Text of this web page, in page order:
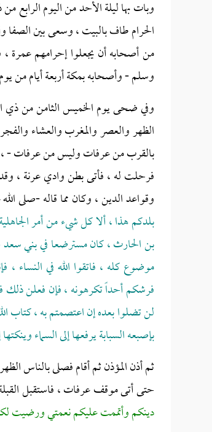
وبات بها ليلة الأحد من اليوم
الحرام طاف بالبيت ، وسعى بين الصفا
من أصحابه أن يجعلوا إحرامهم عمرة ،
وسلم - وأصحابه بمكة أربعة أيام من
وفي ضحى يوم الخميس الثامن من ذي
الظهر والعصر والمغرب والعشاء
بالقرب من عرفات وليس من عرفات - ،
فرحلت له ، فأتى بطن وادي عرنة ،
وقواعد الدين ، وكان مما قاله -صلى
بلدكم هذا ، ألا كل شيء من أمر
بن الحارث ، كان مسترضعا في بني سعد
موضوع كله ، فاتقوا الله في النساء
فرشكم أحداً تكرهونه ، فإن فعلن
لن تضلوا بعده إن اعتصمتم به ، كتاب
بإصبعه السبابة يرفعها إلى السماء
ثم أذن المؤذن ثم أقام فصلى بالناس
حتى أتى موقف عرفات ، فاستقبل
دينكم وأتممت عليكم نعمتي ورضيت